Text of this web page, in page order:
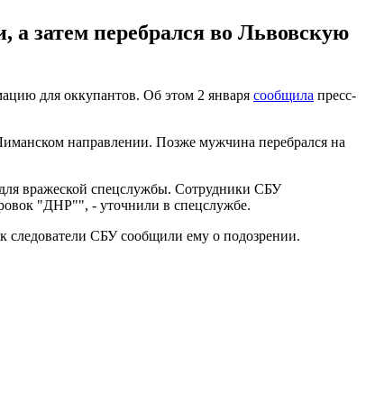
затем перебрался во Львовскую
для оккупантов. Об этом 2 января сообщила пресс-
направлении. Позже мужчина перебрался на
вражеской спецслужбы. Сотрудники СБУ
"ДНР"", - уточнили в спецслужбе.
СБУ сообщили ему о подозрении.